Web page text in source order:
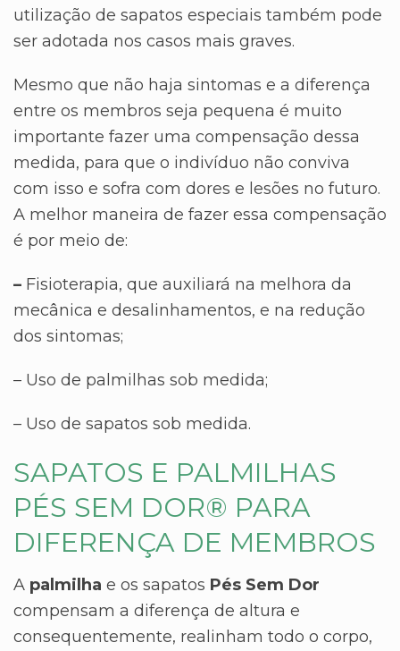
utilização de sapatos especiais também pode
ser adotada nos casos mais graves.
Mesmo que não haja sintomas e a diferença
entre os membros seja pequena é muito
importante fazer uma compensação dessa
medida, para que o indivíduo não conviva
com isso e sofra com dores e lesões no futuro.
A melhor maneira de fazer essa compensação
é por meio de:
– Fisioterapia, que auxiliará na melhora da
mecânica e desalinhamentos, e na redução
dos sintomas;
– Uso de palmilhas sob medida;
– Uso de sapatos sob medida.
SAPATOS E PALMILHAS
PÉS SEM DOR® PARA
DIFERENÇA DE MEMBROS
A palmilha e os sapatos Pés Sem Dor
compensam a diferença de altura e
consequentemente, realinham todo o corpo,